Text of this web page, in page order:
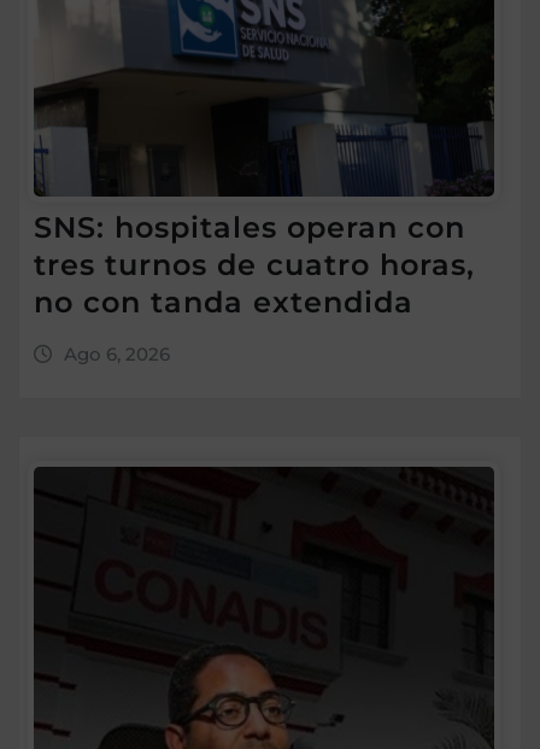
SNS: hospitales operan con
tres turnos de cuatro horas,
no con tanda extendida
Ago 6, 2026